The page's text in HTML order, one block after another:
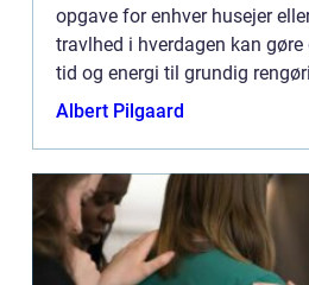
opgave for enhver husejer
travlhed i hverdagen kan
tid og energi til grundig
rengøring i Næst...
Albert Pilgaard